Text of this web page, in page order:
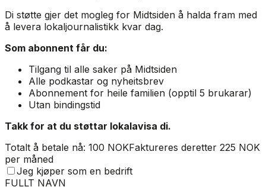
Di støtte gjer det mogleg for Midtsiden å halda fram med
å levera lokaljournalistikk kvar dag.
Som abonnent får du:
Tilgang til alle saker på Midtsiden
Alle podkastar og nyheitsbrev
Abonnement for heile familien (opptil 5 brukarar)
Utan bindingstid
Takk for at du støttar lokalavisa di.
Totalt å betale nå: 100 NOKFaktureres deretter 225 NOK
per måned
Jeg kjøper som en bedrift
FULLT NAVN